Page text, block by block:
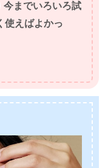
までいろいろ試
使えばよかっ